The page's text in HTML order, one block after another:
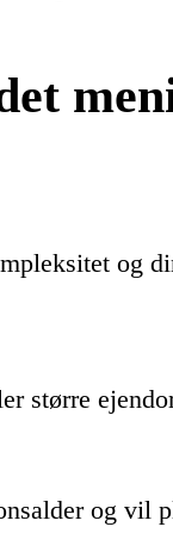
og
større
og vil